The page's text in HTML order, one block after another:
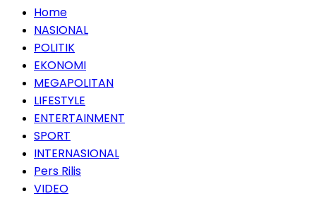
Home
NASIONAL
POLITIK
EKONOMI
MEGAPOLITAN
LIFESTYLE
ENTERTAINMENT
SPORT
INTERNASIONAL
Pers Rilis
VIDEO